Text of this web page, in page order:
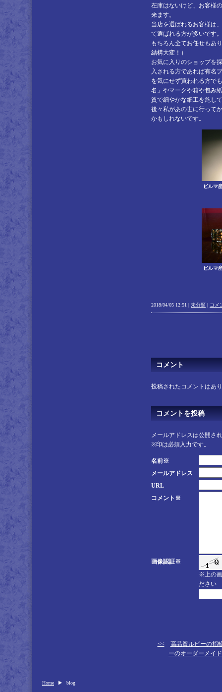
在庫はないけど、お客様
来ます。
当店を選ばれるお客様は
て選ばれる方が多いです。
もちろん全てお任せもあ
結構大変！）
お気に入りのショップを
入される方であれば有名
を気にせず買われる方で
名」やマークや箱や包み
質で細やかな細工を施し
後々私があの世に行って
かもしれないです。
ビルマ
ビルマ
2018/04/05 12:51 | 未分類 | コメ
コメント
投稿されたコメントはあ
コメントを投稿
メールアドレスは公開さ
※印は必須入力です。
名前※
メールアドレス
URL
コメント※
画像認証※
※上の
ださい
<<
高品質ルビーの指
ーのオーダーメイ
Home blog